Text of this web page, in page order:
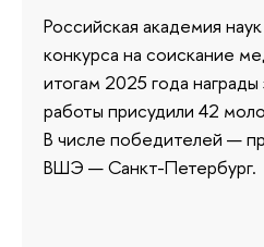
Российская академия
конкурса на соискание
итогам 2025 года
работы присудили 42
В числе победителей —
ВШЭ — Санкт-Петербург.